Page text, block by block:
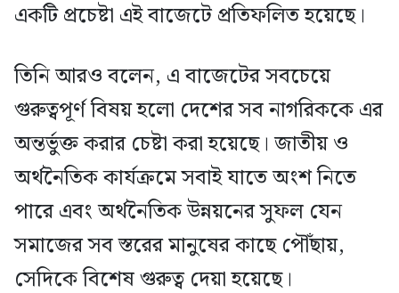
একটি প্রচেষ্টা এই বাজেটে প্রতিফলিত হয়েছে।
তিনি আরও বলেন, এ বাজেটের সবচেয়ে
গুরুত্বপূর্ণ বিষয় হলো দেশের সব নাগরিককে এর
অন্তর্ভুক্ত করার চেষ্টা করা হয়েছে। জাতীয় ও
অর্থনৈতিক কার্যক্রমে সবাই যাতে অংশ নিতে
পারে এবং অর্থনৈতিক উন্নয়নের সুফল যেন
সমাজের সব স্তরের মানুষের কাছে পৌঁছায়,
সেদিকে বিশেষ গুরুত্ব দেয়া হয়েছে।